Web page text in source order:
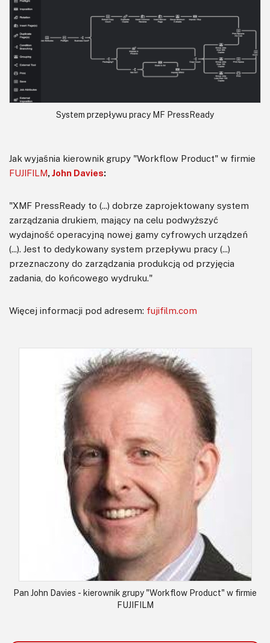
System przepływu pracy MF PressReady
Jak wyjaśnia kierownik grupy "Workflow Product" w firmie
FUJIFILM,John Davies:
"XMF PressReady to (...) dobrze zaprojektowany system
zarządzania drukiem, mający na celu podwyższyć
wydajność operacyjną nowej gamy cyfrowych urządzeń
(...). Jest to dedykowany system przepływu pracy (...)
przeznaczony do zarządzania produkcją od przyjęcia
zadania, do końcowego wydruku."
Więcej informacji pod adresem: fujifilm.com
Pan John Davies - kierownik grupy "Workflow Product" w firmie
FUJIFILM